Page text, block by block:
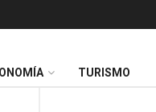
TURISMO